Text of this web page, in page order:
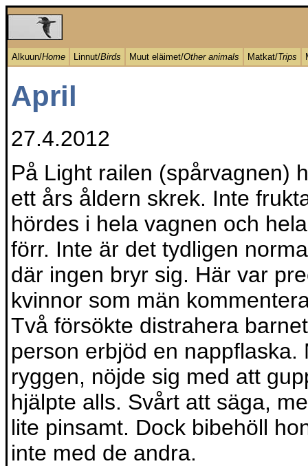
Alkuun/Home Linnut/Birds Muut eläimet/Other animals Matkat/Trips
April
27.4.2012
På Light railen (spårvagnen)
ett års åldern skrek. Inte
hördes i hela vagnen och
förr. Inte är det tydligen
där ingen bryr sig. Här var
kvinnor som män
Två försökte distrahera
person erbjöd en
ryggen, nöjde sig med att
hjälpte alls. Svårt att säga,
lite pinsamt. Dock bibehöll
inte med de andra.